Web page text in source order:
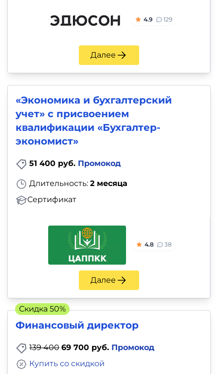
4.9 129
Далее
«Экономика и бухгалтерский
учет» с присвоением
квалификации «Бухгалтер-
экономист»
51 400 руб. Промокод
Длительность: 2 месяца
Сертификат
4.8 38
Далее
Финансовый директор
139 400 69 700 руб. Промокод
Купить со скидкой
Скидка 50%
Репетиторы
Тесты
на
профориентацию